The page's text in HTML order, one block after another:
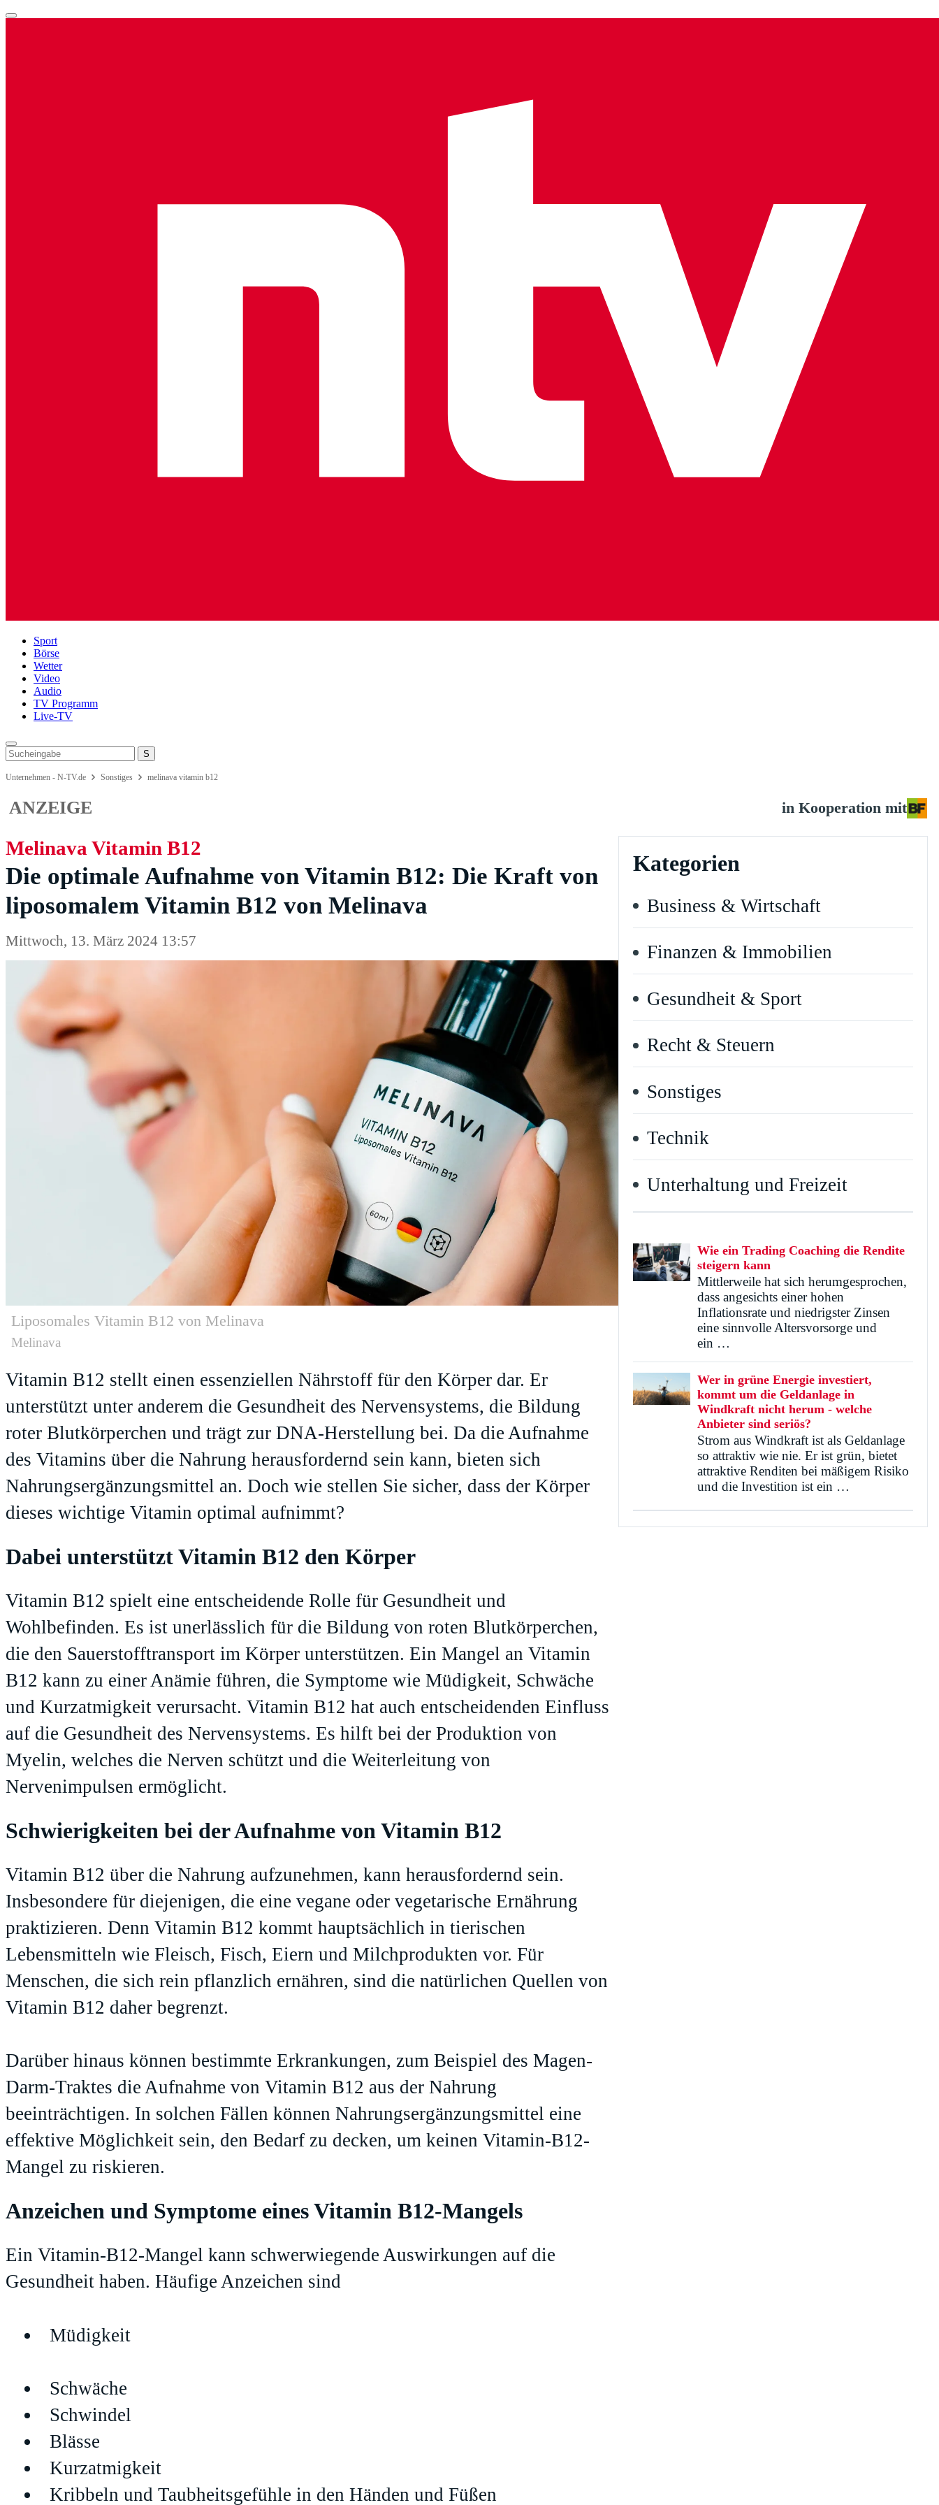
Sport
Börse
Wetter
Video
Audio
TV Programm
Live-TV
Unternehmen - N-TV.de Sonstiges melinava vitamin b12
ANZEIGE in Kooperation mit
Melinava Vitamin B12
Die optimale Aufnahme von Vitamin B12: Die Kraft von
liposomalem Vitamin B12 von Melinava
Liposomales Vitamin B12 von Melinava
Melinava
Mittwoch, 13. März 2024 13:57
Vitamin B12 stellt einen essenziellen Nährstoff für den Körper dar. Er
unterstützt unter anderem die Gesundheit des Nervensystems, die Bildung
roter Blutkörperchen und trägt zur DNA-Herstellung bei. Da die Aufnahme
des Vitamins über die Nahrung herausfordernd sein kann, bieten sich
Nahrungsergänzungsmittel an. Doch wie stellen Sie sicher, dass der Körper
dieses wichtige Vitamin optimal aufnimmt?
Dabei unterstützt Vitamin B12 den Körper
Vitamin B12 spielt eine entscheidende Rolle für Gesundheit und
Wohlbefinden. Es ist unerlässlich für die Bildung von roten Blutkörperchen,
die den Sauerstofftransport im Körper unterstützen. Ein Mangel an Vitamin
B12 kann zu einer Anämie führen, die Symptome wie Müdigkeit, Schwäche
und Kurzatmigkeit verursacht. Vitamin B12 hat auch entscheidenden Einfluss
auf die Gesundheit des Nervensystems. Es hilft bei der Produktion von
Myelin, welches die Nerven schützt und die Weiterleitung von
Nervenimpulsen ermöglicht.
Schwierigkeiten bei der Aufnahme von Vitamin B12
Vitamin B12 über die Nahrung aufzunehmen, kann herausfordernd sein.
Insbesondere für diejenigen, die eine vegane oder vegetarische Ernährung
praktizieren. Denn Vitamin B12 kommt hauptsächlich in tierischen
Lebensmitteln wie Fleisch, Fisch, Eiern und Milchprodukten vor. Für
Menschen, die sich rein pflanzlich ernähren, sind die natürlichen Quellen von
Vitamin B12 daher begrenzt.
Darüber hinaus können bestimmte Erkrankungen, zum Beispiel des Magen-
Darm-Traktes die Aufnahme von Vitamin B12 aus der Nahrung
beeinträchtigen. In solchen Fällen können Nahrungsergänzungsmittel eine
effektive Möglichkeit sein, den Bedarf zu decken, um keinen Vitamin-B12-
Mangel zu riskieren.
Anzeichen und Symptome eines Vitamin B12-Mangels
Ein Vitamin-B12-Mangel kann schwerwiegende Auswirkungen auf die
Gesundheit haben. Häufige Anzeichen sind
Müdigkeit
Schwäche
Schwindel
Blässe
Kurzatmigkeit
Kribbeln und Taubheitsgefühle in den Händen und Füßen
Kategorien
Business & Wirtschaft
Finanzen & Immobilien
Gesundheit & Sport
Recht & Steuern
Sonstiges
Technik
Unterhaltung und Freizeit
Wie ein Trading Coaching die Rendite
steigern kann
Mittlerweile hat sich herumgesprochen,
dass angesichts einer hohen
Inflationsrate und niedrigster Zinsen
eine sinnvolle Altersvorsorge und
ein …
Wer in grüne Energie investiert,
kommt um die Geldanlage in
Windkraft nicht herum - welche
Anbieter sind seriös?
Strom aus Windkraft ist als Geldanlage
so attraktiv wie nie. Er ist grün, bietet
attraktive Renditen bei mäßigem Risiko
und die Investition ist ein …